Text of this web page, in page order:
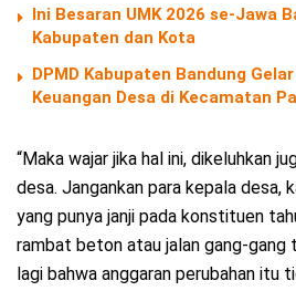
Ini Besaran UMK 2026 se-Jawa
Kabupaten dan Kota
DPMD Kabupaten Bandung
Keuangan Desa di Kecamatan
“Maka wajar jika hal ini, dikeluhkan
desa. Jangankan para kepala desa,
yang punya janji pada konstituen
rambat beton atau jalan gang-gang
lagi bahwa anggaran perubahan itu